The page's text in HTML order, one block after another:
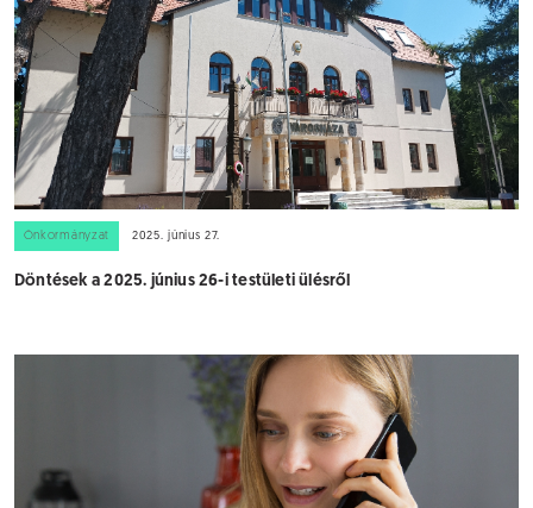
Önkormányzat 2025. június 27.
Döntések a 2025. június 26-i testületi ülésről